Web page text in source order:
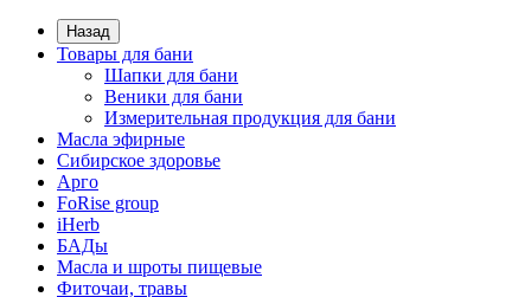
Назад
Товары для бани
Шапки для бани
Веники для бани
Измерительная продукция для бани
Масла эфирные
Сибирское здоровье
Арго
FoRise group
iHerb
БАДы
Масла и шроты пищевые
Фиточаи, травы